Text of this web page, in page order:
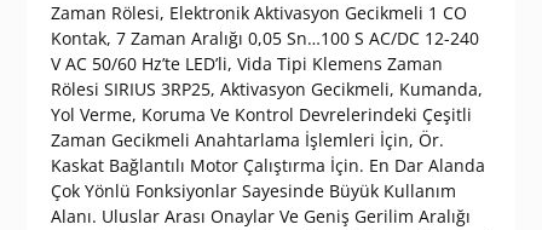
Zaman Rölesi, Elektronik Aktivasyon Gecikmeli 1 CO
Kontak, 7 Zaman Aralığı 0,05 Sn…100 S AC/DC 12-240
V AC 50/60 Hz’te LED’li, Vida Tipi Klemens Zaman
Rölesi SIRIUS 3RP25, Aktivasyon Gecikmeli, Kumanda,
Yol Verme, Koruma Ve Kontrol Devrelerindeki Çeşitli
Zaman Gecikmeli Anahtarlama İşlemleri İçin, Ör.
Kaskat Bağlantılı Motor Çalıştırma İçin. En Dar Alanda
Çok Yönlü Fonksiyonlar Sayesinde Büyük Kullanım
Alanı. Uluslar Arası Onaylar Ve Geniş Gerilim Aralığı